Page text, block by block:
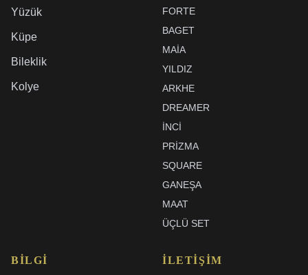
Yüzük
Küpe
Bileklik
Kolye
FORTE
BAGET
MAIA
YILDIZ
ARKHE
DREAMER
İNCI
PRIZMA
SQUARE
GANEŞA
MAAT
ÜÇLÜ SET
BILGI İLETIŞIM